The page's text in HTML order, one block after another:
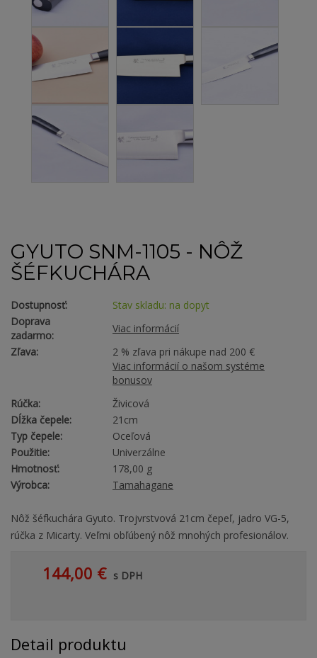
GYUTO SNM-1105 - NÔŽ
ŠÉFKUCHÁRA
Dostupnosť:
Stav skladu: na dopyt
Doprava
zadarmo:
Viac informácií
Zľava:
2 % zľava pri nákupe nad 200 €
Viac informácií o našom systéme
bonusov
Rúčka:
Živicová
Dĺžka čepele:
21cm
Typ čepele:
Oceľová
Použitie:
Univerzálne
Hmotnosť:
178,00 g
Výrobca:
Tamahagane
Nôž šéfkuchára Gyuto. Trojvrstvová 21cm čepeľ, jadro VG-5,
rúčka z Micarty. Veľmi obľúbený nôž mnohých profesionálov.
144,00 € s DPH
Detail produktu